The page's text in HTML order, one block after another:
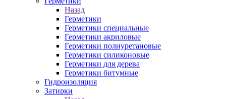
Назад
Герметики
Герметики специальные
Герметики акриловые
Герметики полиуретановые
Герметики силиконовые
Герметики для дерева
Герметики битумные
Гидроизоляция
Затирки